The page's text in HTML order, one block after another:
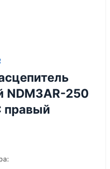
NDM3AR-250
правый